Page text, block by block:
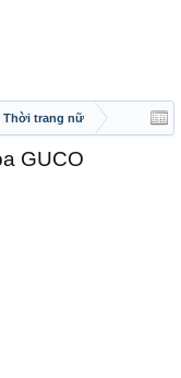
Thời trang nữ
GUCO